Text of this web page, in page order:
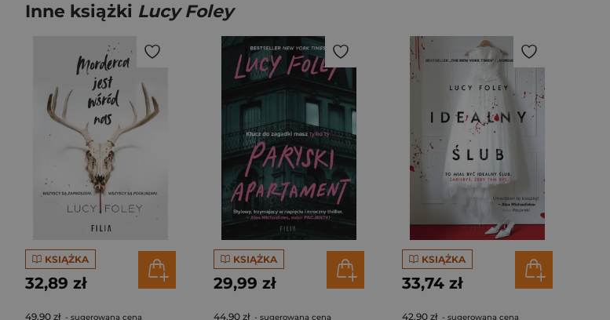
Inne książki Lucy Foley
KSIĄŻKA
32,89 zł
49,90 zł - sugerowana cena
KSIĄŻKA
29,99 zł
44,90 zł - sugerowana cena
KSIĄŻKA
33,74 zł
42,90 zł - sugerowana cena